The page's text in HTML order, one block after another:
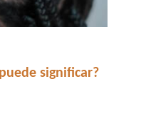
significar?